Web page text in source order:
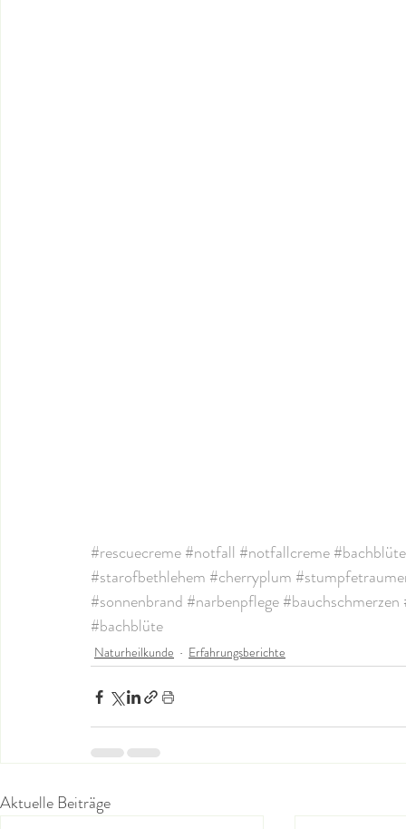
#rescuecreme#notfall #notfallcreme
#starofbethlehem #cherryplum
#sonnenbrand #narbenpflege#bauchschmerzen
#bachblüte
Naturheilkunde Erfahrungsberichte
Aktuelle Beiträge